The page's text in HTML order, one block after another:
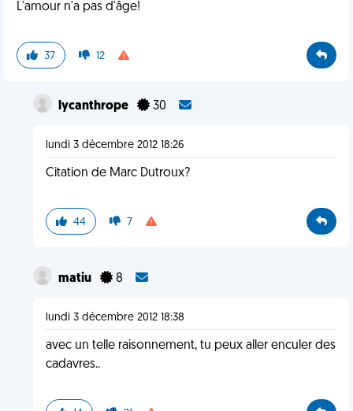
L'amour n'a pas d'âge!
37 12
lycanthrope 30
lundi 3 décembre 2012 18:26
Citation de Marc Dutroux?
44 7
matiu 8
lundi 3 décembre 2012 18:38
avec un telle raisonnement, tu peux aller enculer des
cadavres..